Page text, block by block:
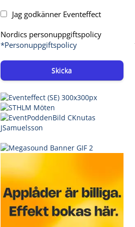
Jag godkänner Eventeffect
Nordics personuppgiftspolicy
*Personuppgiftspolicy
Skicka